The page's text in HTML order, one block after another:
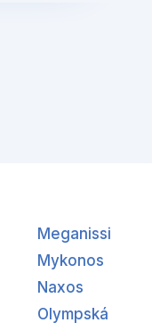
Meganissi
Mykonos
Naxos
Olympská